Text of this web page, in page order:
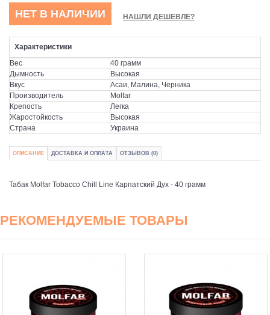
НЕТ В НАЛИЧИИ НАШЛИ ДЕШЕВЛЕ?
Характеристики
Вес
40 грамм
Дымность
Высокая
Вкус
Асаи, Малина, Черника
Производитель
Molfar
Крепость
Легка
Жаростойкость
Высокая
Страна
Украина
ОПИСАНИЕ ДОСТАВКА И ОПЛАТА ОТЗЫВОВ (0)
Табак Molfar Tobacco Chill Line Карпатский Дух - 40 грамм
РЕКОМЕНДУЕМЫЕ ТОВАРЫ